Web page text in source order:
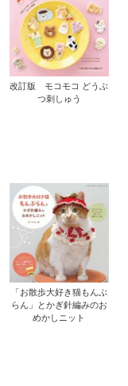
改訂版 モコモコ どうぶ
つ刺しゅう
「お散歩大好き猫もんぶ
らん」とかぎ針編みのお
めかしニット